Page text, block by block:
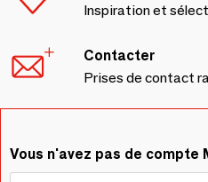
Inspiration et
Contacter
Prises de contact
Vous n'avez pas de compte